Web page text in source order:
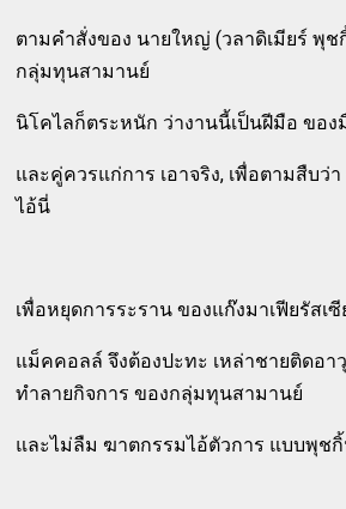
ตามคำสั่งของ นายใหญ่ (วลาดิเมียร์ พุ
กลุ่มทุนสามานย์
นิโคไลก็ตระหนัก ว่างานนี้เป็นฝีมือ ขอ
และคู่ควรแก่การ เอาจริง, เพื่อตามสืบว่
ไอ้นี่
เพื่อหยุดการระราน ของแก๊งมาเฟียรัสเ
แม็คคอลล์ จึงต้องปะทะ เหล่าชายติดอา
ทำลายกิจการ ของกลุ่มทุนสามานย์
และไม่ลืม ฆาตกรรมไอ้ตัวการ แบบพุช